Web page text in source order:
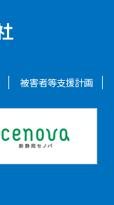
被害者等支援計画